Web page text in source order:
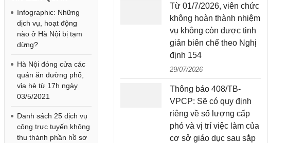
Infographic: Những
dịch vụ, hoạt động
nào ở Hà Nội bị tạm
dừng?
Hà Nội đóng cửa các
quán ăn đường phố,
vỉa hè từ 17h ngày
03/5/2021
Danh sách 25 dịch vụ
công trực tuyến không
thu thành phần hồ sơ
Từ 01/7/2026, viên chức
không hoàn thành nhiệm
vụ không còn được tinh
giản biên chế theo Nghị
định 154
29/07/2026
Thông báo 408/TB-
VPCP: Sẽ có quy định
riêng về số lượng cấp
phó và vị trí việc làm của
cơ sở giáo dục sau sắp